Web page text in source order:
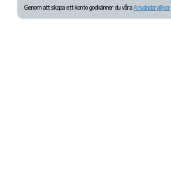
Genom att skapa ett konto godkänner du våra Användarvillkor